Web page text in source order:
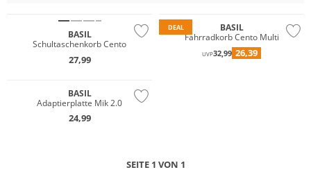
BASIL
Schultaschenkorb Cento
27,99
DEAL
BASIL
Fahrradkorb Cento Multi
UVP32,99 26,39
BASIL
Adaptierplatte Mik 2.0
24,99
SEITE 1 VON 1